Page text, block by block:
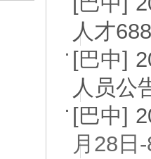
人才
[巴中]
人员公
[巴中]
月28日